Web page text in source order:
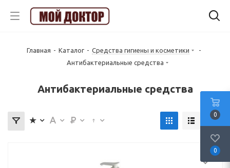
Главная - Каталог - Средства гигиены и косметики
-
Антибактериальные средства
Антибактериальные средства
0
0